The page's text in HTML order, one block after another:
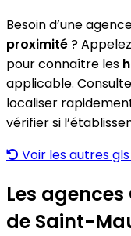
Besoin d’une
proximité? Appelez
pour connaître les
applicable.
localiser
vérifier si
Voir les autres
Les agences
de Saint-